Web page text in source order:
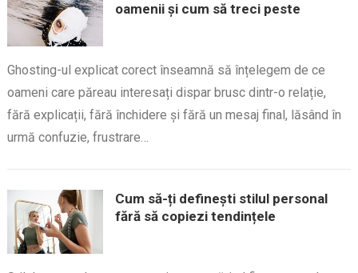
oamenii și cum să treci peste
Ghosting-ul explicat corect înseamnă să înțelegem de ce
oameni care păreau interesați dispar brusc dintr-o relație,
fără explicații, fără închidere și fără un mesaj final, lăsând în
urmă confuzie, frustrare…
Cum să-ți definești stilul personal
fără să copiezi tendințele